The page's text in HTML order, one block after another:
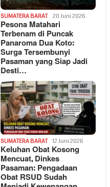
SUMATERA BARAT 20 Juni 2026
Pesona Matahari
Terbenam di Puncak
Panaroma Dua Koto:
Surga Tersembunyi
Pasaman yang Siap Jadi
Desti…
SUMATERA BARAT 12 Juni 2026
Keluhan Obat Kosong
Mencuat, Dinkes
Pasaman: Pengadaan
Obat RSUD Sudah